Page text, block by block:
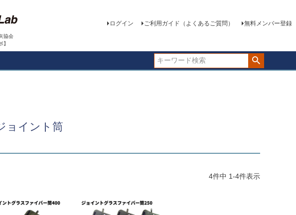
協会
ログイン ご利用ガイド（よくあるご質問） 無料メンバー登録
ョイント筒
4件中 1-4件表示